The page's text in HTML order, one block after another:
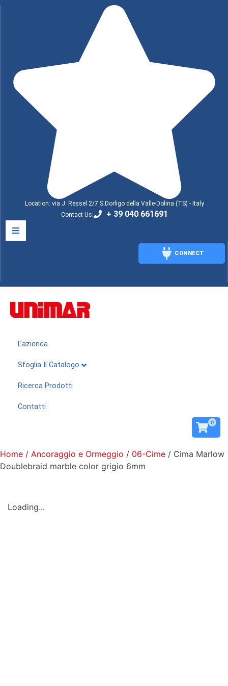
Location: via J. Ressel 2/7 S.Dorligo della Valle-Dolina (TS) - Italy
Contact Us:
+ 39 040 661691
CONNECT
L’azienda
Sfoglia Il Catalogo
Ricerca Prodotti
Contatti
0
Home / Ancoraggio e Ormeggio / 06-Cime / Cima Marlow
Doublebraid marble color grigio 6mm
Loading...